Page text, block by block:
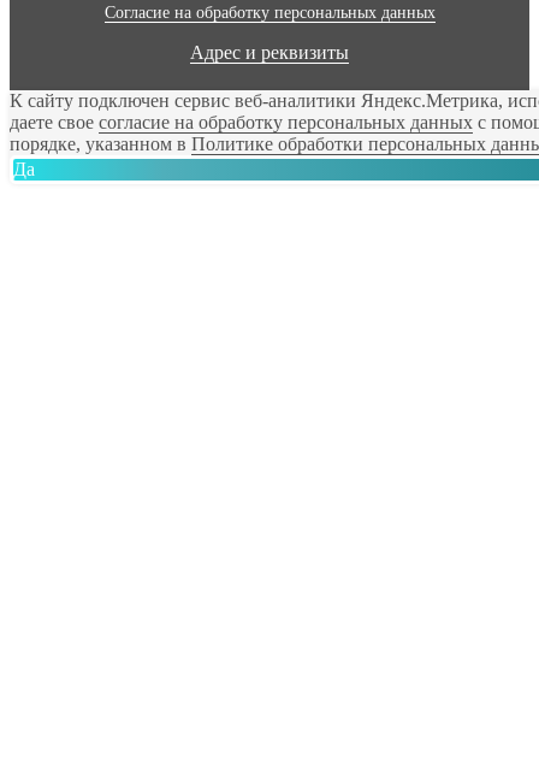
Согласие на обработку персональных данных
Адрес и реквизиты
К сайту подключен сервис веб-аналитики Яндекс.Метрика,
даете свое согласие на обработку персональных данных с
порядке, указанном в Политике обработки персональных
Да